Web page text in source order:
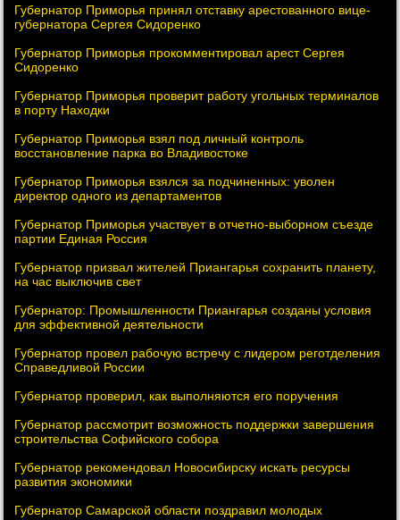
Губернатор Приморья принял отставку арестованного вице-
губернатора Сергея Сидоренко
Губернатор Приморья прокомментировал арест Сергея
Сидоренко
Губернатор Приморья проверит работу угольных терминалов
в порту Находки
Губернатор Приморья взял под личный контроль
восстановление парка во Владивостоке
Губернатор Приморья взялся за подчиненных: уволен
директор одного из департаментов
Губернатор Приморья участвует в отчетно-выборном съезде
партии Единая Россия
Губернатор призвал жителей Приангарья сохранить планету,
на час выключив свет
Губернатор: Промышленности Приангарья созданы условия
для эффективной деятельности
Губернатор провел рабочую встречу с лидером реготделения
Справедливой России
Губернатор проверил, как выполняются его поручения
Губернатор рассмотрит возможность поддержки завершения
строительства Софийского собора
Губернатор рекомендовал Новосибирску искать ресурсы
развития экономики
Губернатор Самарской области поздравил молодых